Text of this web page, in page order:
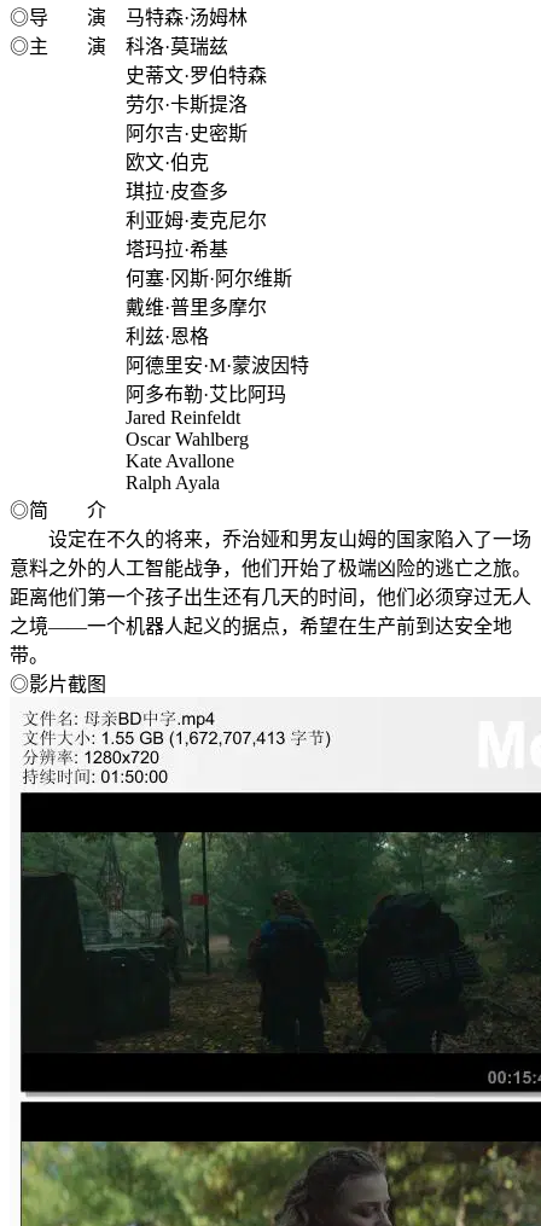
◎导 演 马特森·汤姆林
◎主 演 科洛·莫瑞兹
史蒂文·罗伯特森
劳尔·卡斯提洛
阿尔吉·史密斯
欧文·伯克
琪拉·皮查多
利亚姆·麦克尼尔
塔玛拉·希基
何塞·冈斯·阿尔维斯
戴维·普里多摩尔
利兹·恩格
阿德里安·M·蒙波因特
阿多布勒·艾比阿玛
Jared Reinfeldt
Oscar Wahlberg
Kate Avallone
Ralph Ayala
◎简 介
设定在不久的将来，乔治娅和男友山姆的国家陷入了一场
意料之外的人工智能战争，他们开始了极端凶险的逃亡之旅。
距离他们第一个孩子出生还有几天的时间，他们必须穿过无人
之境——一个机器人起义的据点，希望在生产前到达安全地
带。
◎影片截图